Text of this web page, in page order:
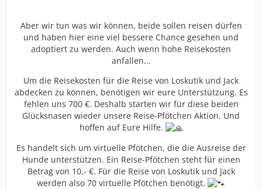
Aber wir tun was wir können, beide sollen reisen dürfen
und haben hier eine viel bessere Chance gesehen und
adoptiert zu werden. Auch wenn hohe Reisekosten
anfallen...
Um die Reisekosten für die Reise von Loskutik und Jack
abdecken zu können, benötigen wir eure Unterstützung. Es
fehlen uns 700 €. Deshalb starten wir für diese beiden
Glücksnasen wieder unsere Reise-Pfötchen Aktion. Und
hoffen auf Eure Hilfe.
Es handelt sich um virtuelle Pfötchen, die die Ausreise der
Hunde unterstützen. Ein Reise-Pfötchen steht für einen
Betrag von 10,- €. Für die Reise von Loskutik und Jack
werden also 70 virtuelle Pfötchen benötigt.